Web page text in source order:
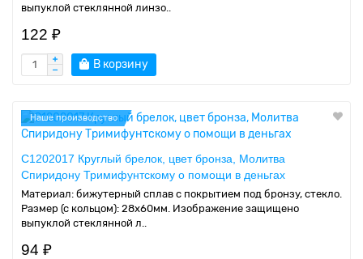
выпуклой стеклянной линзо..
122 ₽
В корзину
Наше производство
C1202017 Круглый брелок, цвет бронза, Молитва
Спиридону Тримифунтскому о помощи в деньгах
Материал: бижутерный сплав с покрытием под бронзу, стекло.
Размер (с кольцом): 28х60мм. Изображение защищено
выпуклой стеклянной л..
94 ₽